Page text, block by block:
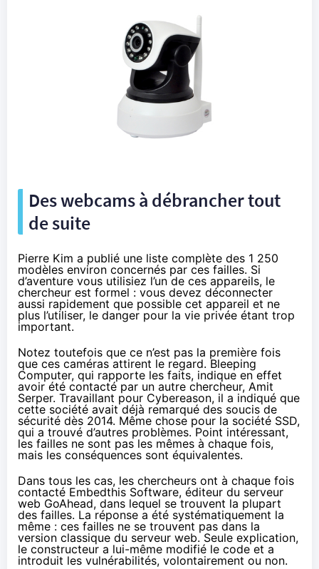
Des webcams à débrancher tout
de suite
Pierre Kim a publié une liste complète des 1 250
modèles environ concernés par ces failles. Si
d’aventure vous utilisiez l’un de ces appareils, le
chercheur est formel : vous devez déconnecter
aussi rapidement que possible cet appareil et ne
plus l’utiliser, le danger pour la vie privée étant trop
important.
Notez toutefois que ce n’est pas la première fois
que ces caméras attirent le regard. Bleeping
Computer, qui rapporte les faits, indique en effet
avoir été contacté par un autre chercheur, Amit
Serper. Travaillant pour Cybereason, il a indiqué que
cette société avait déjà remarqué des soucis de
sécurité dès 2014. Même chose pour la société SSD,
qui a trouvé d’autres problèmes. Point intéressant,
les failles ne sont pas les mêmes à chaque fois,
mais les conséquences sont équivalentes.
Dans tous les cas, les chercheurs ont à chaque fois
contacté Embedthis Software, éditeur du serveur
web GoAhead, dans lequel se trouvent la plupart
des failles. La réponse a été systématiquement la
même : ces failles ne se trouvent pas dans la
version classique du serveur web. Seule explication,
le constructeur a lui-même modifié le code et a
introduit les vulnérabilités, volontairement ou non.